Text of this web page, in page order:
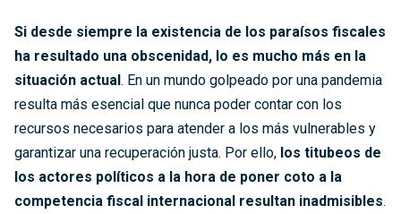
Si desde siempre la existencia de los paraísos fiscales
ha resultado una obscenidad, lo es mucho más en la
situación actual. En un mundo golpeado por una pandemia
resulta más esencial que nunca poder contar con los
recursos necesarios para atender a los más vulnerables y
garantizar una recuperación justa. Por ello, los titubeos de
los actores políticos a la hora de poner coto a la
competencia fiscal internacional resultan inadmisibles.